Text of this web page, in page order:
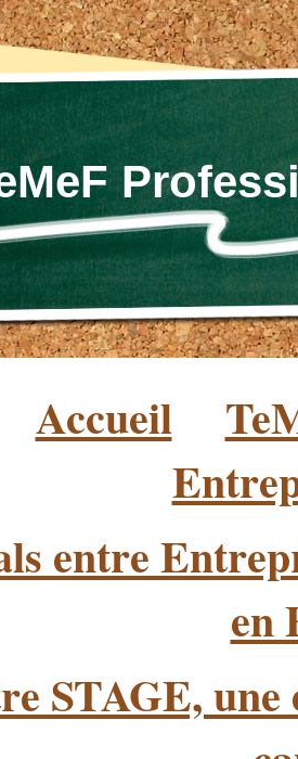
Accueil
entre
en
STAGE, une